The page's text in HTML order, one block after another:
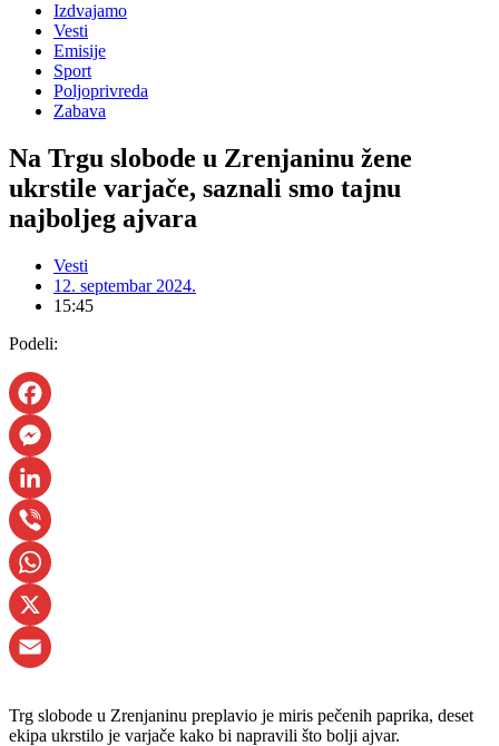
Izdvajamo
Vesti
Emisije
Sport
Poljoprivreda
Zabava
Na Trgu slobode u Zrenjaninu žene
ukrstile varjače, saznali smo tajnu
najboljeg ajvara
Vesti
12. septembar 2024.
15:45
Podeli:
Facebook
Messenger
LinkedIn
Viber
WhatsApp
X
Trg slobode u Zrenjaninu preplavio je miris pečenih paprika, deset
ekipa ukrstilo je varjače kako bi napravili što bolji ajvar.